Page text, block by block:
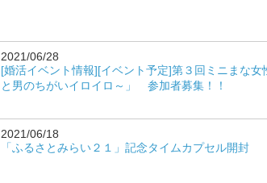
2021/06/28
[婚活イベント情報][イベント予定]第３回ミニまな
と男のちがいイロイロ～」 参加者募集！！
2021/06/18
「ふるさとみらい２１」記念タイムカプセル開封